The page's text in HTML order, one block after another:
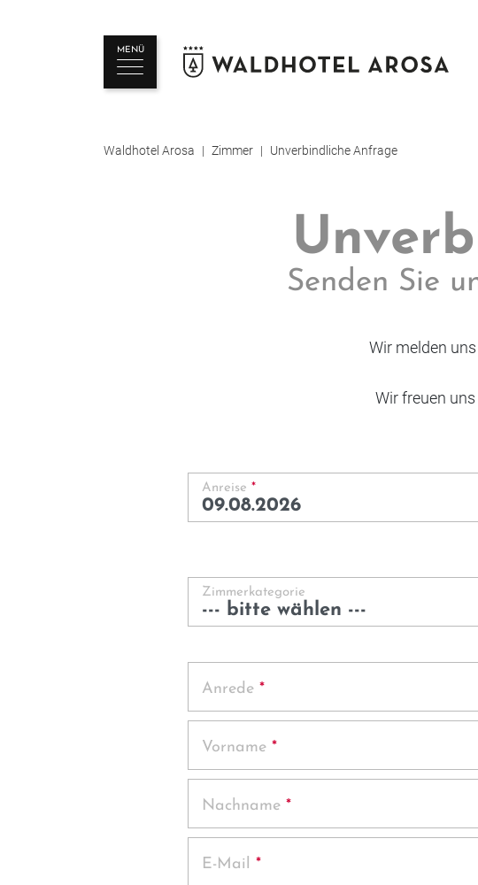
MENÜ
Waldhotel Arosa Zimmer Unverbindliche Anfrage
Senden Sie
Wir melden
Wir freuen
Anreise *
Zimmerkategorie
Anrede *
Vorname *
Nachname *
E-Mail *